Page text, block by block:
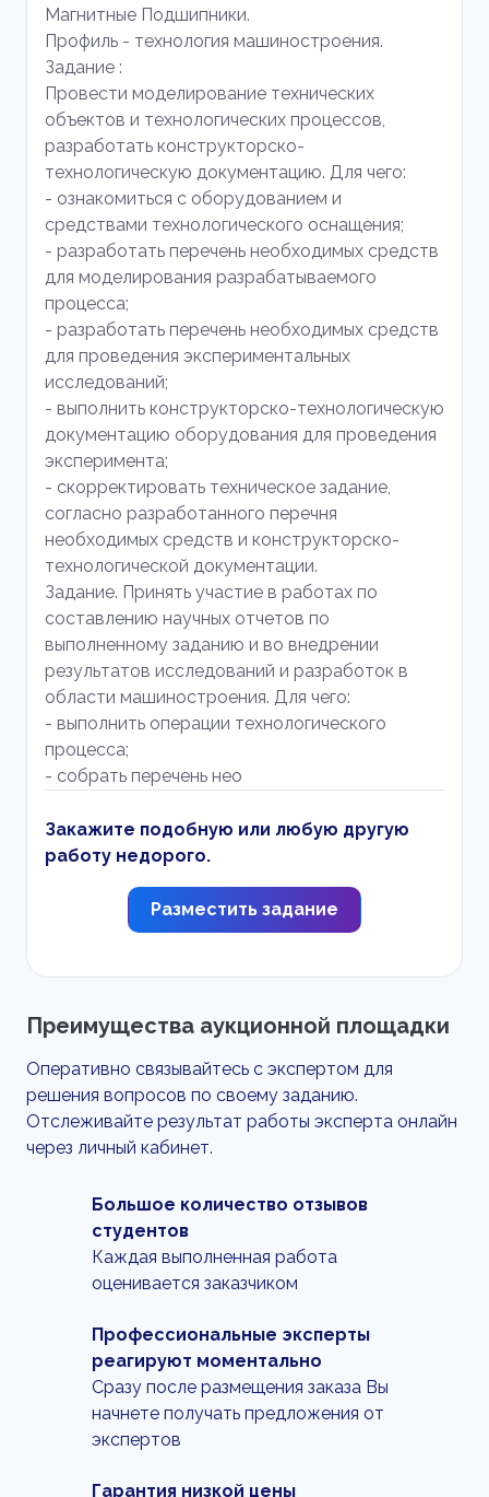
Магнитные Подшипники.
Профиль - технология машиностроения.
Задание :
Провести моделирование технических
объектов и технологических процессов,
разработать конструкторско-
технологическую документацию. Для чего:
- ознакомиться с оборудованием и
средствами технологического оснащения;
- разработать перечень необходимых средств
для моделирования разрабатываемого
процесса;
- разработать перечень необходимых средств
для проведения экспериментальных
исследований;
- выполнить конструкторско-технологическую
документацию оборудования для проведения
эксперимента;
- скорректировать техническое задание,
согласно разработанного перечня
необходимых средств и конструкторско-
технологической документации.
Задание. Принять участие в работах по
составлению научных отчетов по
выполненному заданию и во внедрении
результатов исследований и разработок в
области машиностроения. Для чего:
- выполнить операции технологического
процесса;
- собрать перечень нео
Закажите подобную или любую другую
работу недорого.
Разместить задание
Преимущества аукционной площадки
Оперативно связывайтесь с экспертом для
решения вопросов по своему заданию.
Отслеживайте результат работы эксперта онлайн
через личный кабинет.
Большое количество отзывов
студентов
Каждая выполненная работа
оценивается заказчиком
Профессиональные эксперты
реагируют моментально
Сразу после размещения заказа Вы
начнете получать предложения от
экспертов
Гарантия низкой цены